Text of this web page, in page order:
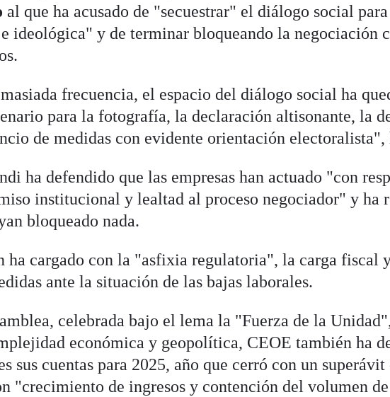
al que ha acusado de "secuestrar" el diálogo social
ideológica" y de terminar bloqueando la negociación
frecuencia, el espacio del diálogo social ha
para la fotografía, la declaración altisonante, la
de medidas con evidente orientación electoralista",
ha defendido que las empresas han actuado "con
institucional y lealtad al proceso negociador" y ha
bloqueado nada.
ha cargado con la "asfixia regulatoria", la carga fiscal
ante la situación de las bajas laborales.
celebrada bajo el lema la "Fuerza de la
económica y geopolítica, CEOE también ha
sus cuentas para 2025, año que cerró con un superávit
"crecimiento de ingresos y contención del volumen